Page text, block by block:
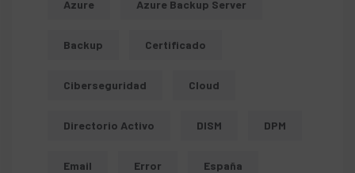
Azure Azure Backup Server
Backup Certificado
Ciberseguridad Cloud
Directorio Activo DISM DPM
Email Error España